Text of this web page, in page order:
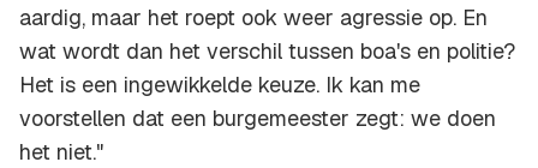
aardig, maar het roept ook weer agressie op. En
wat wordt dan het verschil tussen boa's en politie?
Het is een ingewikkelde keuze. Ik kan me
voorstellen dat een burgemeester zegt: we doen
het niet."